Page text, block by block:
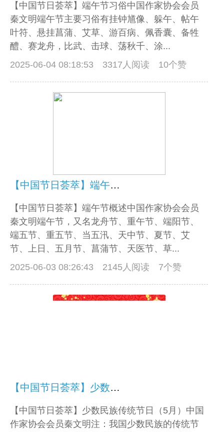
【中国节日荟萃】端午节习俗中国作家协会会员
秦文明端午节主要习俗有挂钟馗像、躲午、帖午
叶符、悬挂菖蒲、艾草、游百病、佩香囊、备牲
醴、赛龙舟，比武、击球、荡秋千、涂...
2025-06-04 08:18:53
3317人阅读 10个赞
【中国节日荟萃】端午节概述
【中国节日荟萃】端午节概述中国作家协会会员
秦文明端午节，又名龙舟节、重午节、端阳节、
端五节、重五节、当五汛、天中节、夏节、艾
节、上日、五月节、菖蒲节、天医节、草...
2025-06-03 08:26:43
2145人阅读 7个赞
【中国节日荟萃】少数民族传统节日（5月）
【中国节日荟萃】少数民族传统节日（5月）中国
作家协会会员秦文明注：我国少数民族的传统节